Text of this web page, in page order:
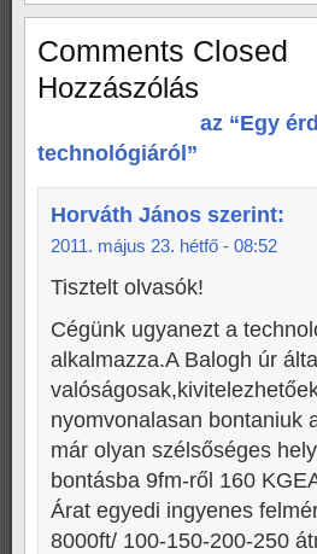
Comments Closed
Hozzászólás
az “Egy
technológiáról”
Horváth János szerint:
2011. május 23. hétfő - 08:52
Tisztelt olvasók!
Cégünk ugyanezt a
alkalmazza.A Balogh úr
nyomvonalasan bontaniuk
már olyan szélsőséges
bontásba 9fm-ről 160
Árat egyedi ingyenes
8000ft/ 100-150-200-250